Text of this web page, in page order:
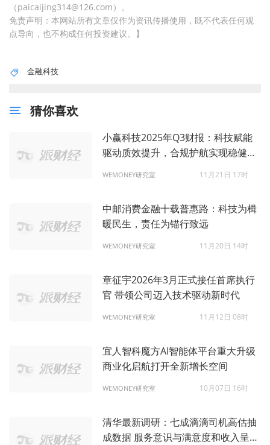
（paicaijing314@126.com）。
免责声明：本网站所有文章仅作为资讯传播使用，既不代表任何观
点导向，也不构成任何投资建议。】
金融科技
猜你喜欢
小赢科技2025年Q3财报：科技赋能
驱动质效提升，合规护航实现稳健运
WEMONEY研究室 11月21日 17时
中邮消费金融十载普惠路：科技为楫
暖民生，责任为锚行致远
WEMONEY研究室 11月20日 14时
章征宇2026年3月正式接任首席执行
官 带领公司迈入技术驱动新时代
WEMONEY研究室 11月12日 08时
宜人智科魔方AI智能体平台重大升级
商业化启航打开全新增长空间
WEMONEY研究室 10月07日 16时
清华最新调研：七成滴滴司机高估抽
成数据 服务意识与满意度和收入呈正